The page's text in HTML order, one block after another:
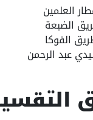
العلمين
الضبعة
الفوكا
عبد الرحمن